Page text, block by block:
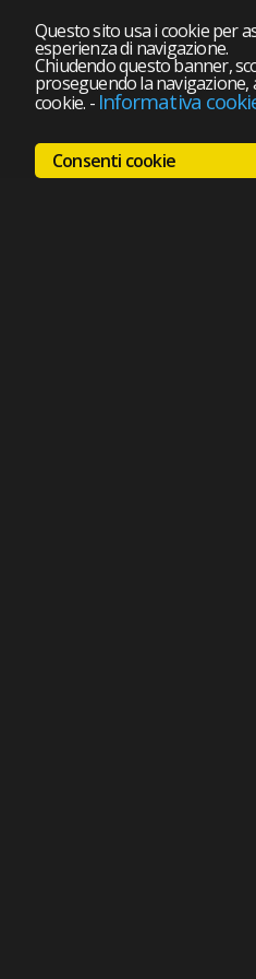
Questo sito usa i cookie per
esperienza di navigazione.
Chiudendo questo banner,
proseguendo la navigazione,
cookie. - Informativa
Consenti cookie